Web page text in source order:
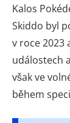
Kalos
Skiddo byl
v roce 2023
událostech
však ve
během